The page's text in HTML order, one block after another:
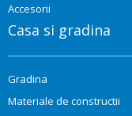
Accesorii
Casa si gradina
Gradina
Materiale de constructii